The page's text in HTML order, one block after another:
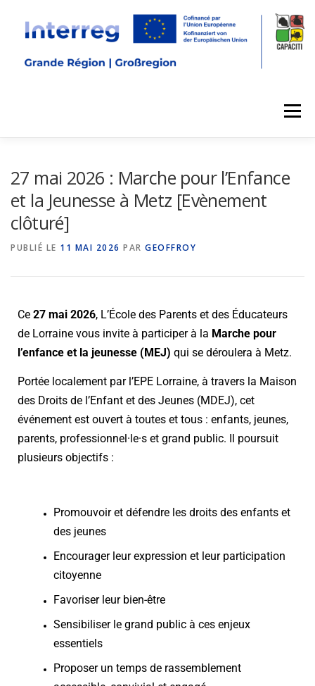
Menu
27 mai 2026 : Marche pour l’Enfance
et la Jeunesse à Metz [Evènement
clôturé]
PUBLIÉ LE 11 MAI 2026 PAR GEOFFROY
Ce 27 mai 2026, L’École des Parents et des Éducateurs
de Lorraine vous invite à participer à la Marche pour
l’enfance et la jeunesse (MEJ) qui se déroulera à Metz.
Portée localement par l’EPE Lorraine, à travers la Maison
des Droits de l’Enfant et des Jeunes (MDEJ), cet
événement est ouvert à toutes et tous : enfants, jeunes,
parents, professionnel·le·s et grand public. Il poursuit
plusieurs objectifs :
Promouvoir et défendre les droits des enfants et
des jeunes
Encourager leur expression et leur participation
citoyenne
Favoriser leur bien-être
Sensibiliser le grand public à ces enjeux
essentiels
Proposer un temps de rassemblement